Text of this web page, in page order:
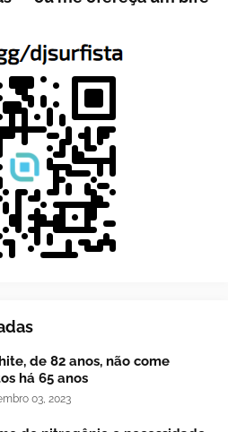
de 82 anos, não come
há 65 anos
03, 2023